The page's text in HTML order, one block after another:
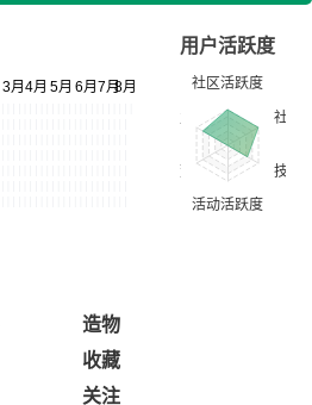
用户活跃度
造物
收藏
关注